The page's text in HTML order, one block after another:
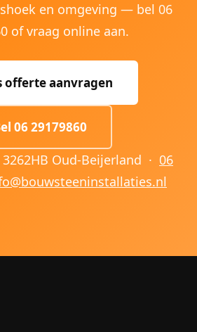
en omgeving — bel 06
of vraag online aan.
offerte aanvragen
06 29179860
Oud-Beijerland · 06